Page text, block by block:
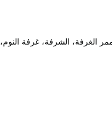
الغرفة، الشرفة، غرفة النوم،